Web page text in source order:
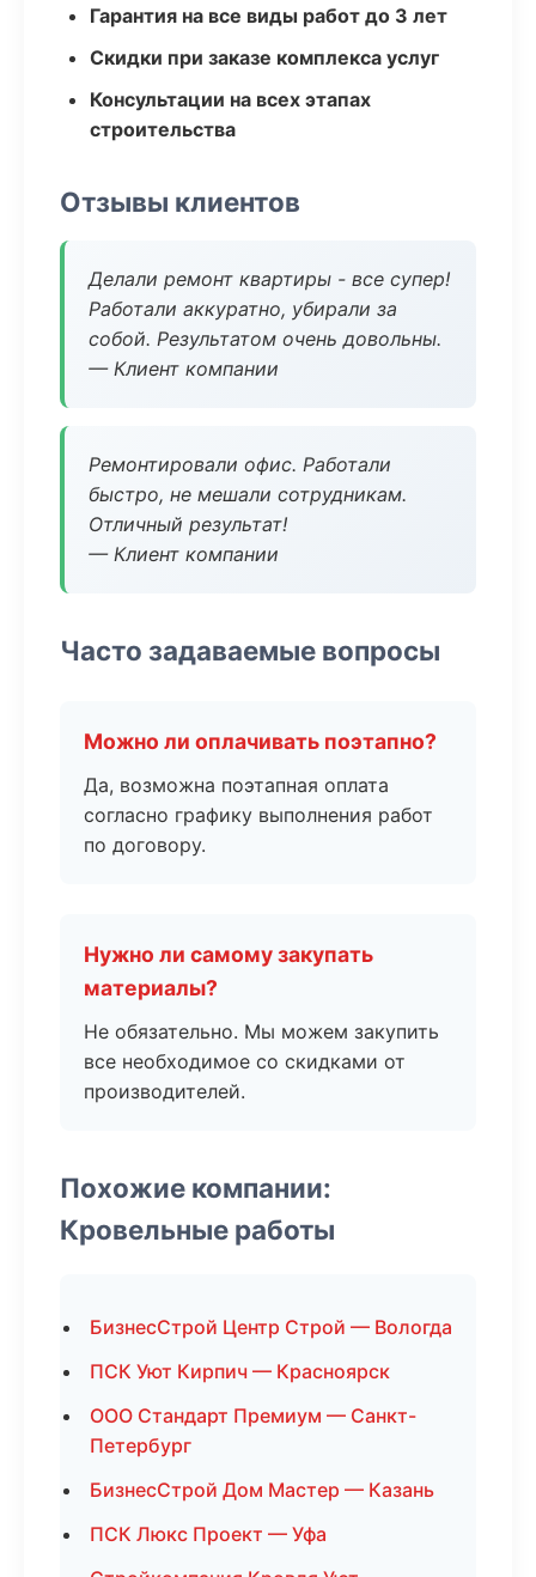
Гарантия на все виды работ до 3 лет
Скидки при заказе комплекса услуг
Консультации на всех этапах
строительства
Отзывы клиентов
Делали ремонт квартиры - все супер!
Работали аккуратно, убирали за
собой. Результатом очень довольны.
— Клиент компании
Ремонтировали офис. Работали
быстро, не мешали сотрудникам.
Отличный результат!
— Клиент компании
Часто задаваемые вопросы
Можно ли оплачивать поэтапно?
Да, возможна поэтапная оплата
согласно графику выполнения работ
по договору.
Нужно ли самому закупать
материалы?
Не обязательно. Мы можем закупить
все необходимое со скидками от
производителей.
Похожие компании:
Кровельные работы
БизнесСтрой Центр Строй — Вологда
ПСК Уют Кирпич — Красноярск
ООО Стандарт Премиум — Санкт-
Петербург
БизнесСтрой Дом Мастер — Казань
ПСК Люкс Проект — Уфа